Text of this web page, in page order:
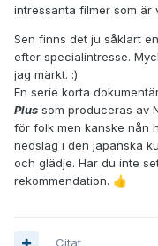
intressanta filmer som är
Sen finns det ju såklart
efter specialintresse.
jag märkt. :)
En serie korta
Plus som produceras av
för folk men kanske nån
nedslag i den japanska
och glädje. Har du inte
rekommendation. 👍
Citat